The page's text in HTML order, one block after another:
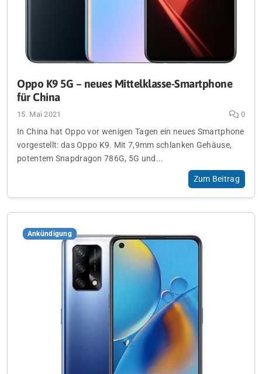
Oppo K9 5G – neues Mittelklasse-Smartphone
für China
15. Mai 2021 0
In China hat Oppo vor wenigen Tagen ein neues Smartphone
vorgestellt: das Oppo K9. Mit 7,9mm schlanken Gehäuse,
potentem Snapdragon 786G, 5G und...
Zum Beitrag
Ankündigung